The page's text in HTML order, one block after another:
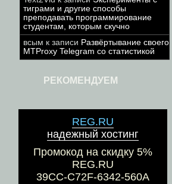
тиграми и другие способы
преподавать программирование
студентам, которым скучно
всым к записи Развёртывание своего
MTProxy Telegram со статистикой
РЕКОМЕНДУЕМ
REG.RU
надежный хостинг
Промокод на скидку 5%
REG.RU
39CC-C72F-6342-560A